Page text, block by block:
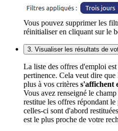
Vous pouvez supprimer les
réinitialiser en cliquant sur le
3. Visualiser les résultats de
La liste des offres d'emploi
pertinence. Cela veut dire
plus à vos critères s'affichent
Vous avez renseigné le
restitue les offres répondant
celles-ci sont d'abord
est le plus proche de votre